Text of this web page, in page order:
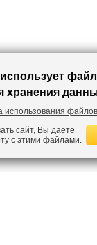
использует
хранения
использования
сайт, Вы даёте
с этими файлами.